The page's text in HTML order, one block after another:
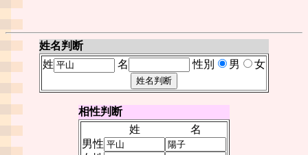
姓名判断
姓
名 性別 男 女
相性判断
姓
名
男性